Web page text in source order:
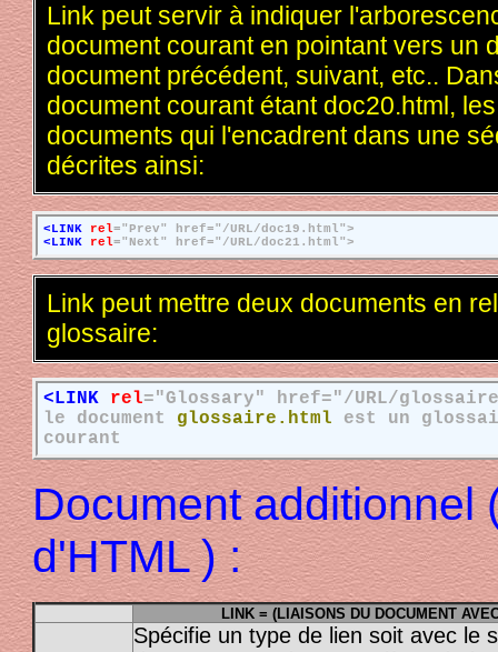
Link peut servir à indiquer
document courant en pointant vers un
document précédent, suivant, etc..
document courant étant doc20.html,
documents qui l'encadrent dans une
décrites ainsi:
<LINK rel="Prev" href="/URL/doc19.html">
<LINK rel="Next" href="/URL/doc21.html">
Link peut mettre deux documents en
glossaire:
<LINK rel="Glossary" href="/URL/
le document glossaire.html est un
courant
Document additionnel
d'HTML ) :
LINK = (LIAISONS DU DOCUMENT
Spécifie un type de lien soit avec le